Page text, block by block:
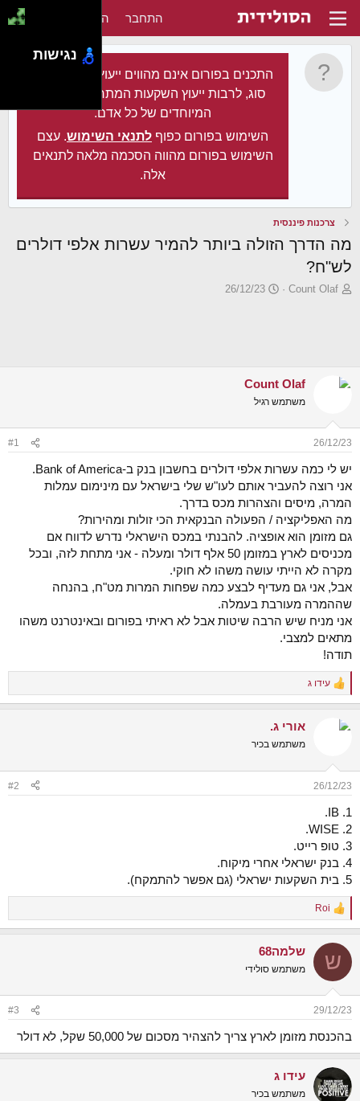
התחבר הירשם
התכנים בפורום אינם מהווים ייעוץ מקצועי מכל
סוג, לרבות ייעוץ השקעות המתחשב בצרכיו
המיוחדים של כל אדם.
השימוש בפורום כפוף לתנאי השימוש. עצם
השימוש בפורום מהווה הסכמה מלאה לתנאים
אלה.
צרכנות פיננסית
מה הדרך הזולה ביותר להמיר עשרות אלפי דולרים
לש"ח?
פ
Count Olaf
פ
א
ר
26/12/23
Count Olaf
משתמש רגיל
26/12/23
#1
יש לי כמה עשרות אלפי דולרים בחשבון בנק ב-Bank of America.
אני רוצה להעביר אותם לעו"ש שלי בישראל עם מינימום עמלות
המרה, מיסים והצהרות מכס בדרך.
מה האפליקציה / הפעולה הבנקאית הכי זולות ומהירות?
גם מזומן הוא אופציה. להבנתי במכס הישראלי נדרש לדווח אם
מכניסים לארץ במזומן 50 אלף דולר ומעלה - אני מתחת לזה, ובכל
מקרה לא הייתי עושה משהו לא חוקי.
אבל, אני גם מעדיף לבצע כמה שפחות המרות מט"ח, בהנחה
שההמרה מעורבת בעמלה.
אני מניח שיש הרבה שיטות אבל לא ראיתי בפורום ובאינטרנט משהו
מתאים למצבי.
תודה!
R
e
c
s
עידו ג
אורי ג.
משתמש בכיר
26/12/23
#2
1. IB.
2. WISE.
3. טופ רייט.
4. בנק ישראלי אחרי מיקוח.
5. בית השקעות ישראלי (גם אפשר להתמקח).
R
e
c
i
s
Roi
ש שלמה68
משתמש סולידי
29/12/23
#3
בהכנסת מזומן לארץ צריך להצהיר מסכום של 50,000 שקל, לא דולר
עידו ג
משתמש בכיר
נגישות